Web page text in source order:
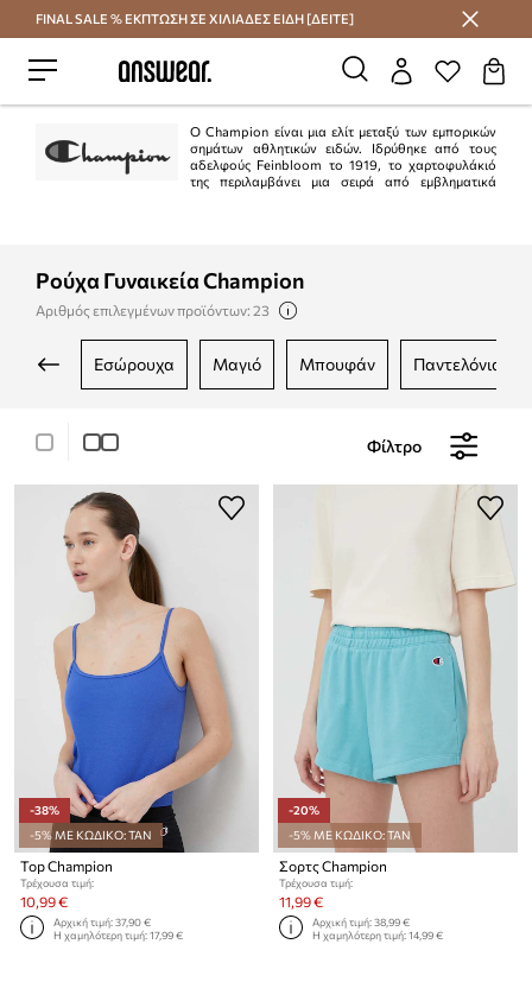
Εξοικονομήστε με το Answear Club
FINAL SALE % ΕΚΠΤΩΣΗ ΣΕ ΧΙΛΙΑΔΕΣ ΕΙΔΗ [ΔΕΙΤΕ]
Ο Champion είναι μια ελίτ μεταξύ των εμπορικών
σημάτων αθλητικών ειδών. Ιδρύθηκε από τους
αδελφούς Feinbloom το 1919, το χαρτοφυλάκιό
της περιλαμβάνει μια σειρά από εμβληματικά
Ρούχα Γυναικεία Champion
Αριθμός επιλεγμένων προϊόντων: 23
εσώρουχα μαγιό μπουφάν παντελόνια
Φίλτρο
-38%
-5% ΜΕ ΚΩΔΙΚΟ: TAN
Top Champion
Τρέχουσα τιμή:
10,99 €
Αρχική τιμή:37,90 €
Η χαμηλότερη τιμή:17,99 €
-20%
-5% ΜΕ ΚΩΔΙΚΟ: TAN
Σορτς Champion
Τρέχουσα τιμή:
11,99 €
Αρχική τιμή:38,99 €
Η χαμηλότερη τιμή:14,99 €